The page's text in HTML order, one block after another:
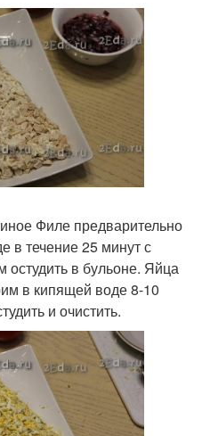
Филе предварительно
в течение 25 минут с
остудить в бульоне. Яйца
в кипящей воде 8-10
и очистить.